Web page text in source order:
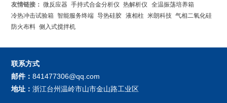
友情链接： 微反应器 手持式合金分析仪 热解析仪
全温振荡培养箱
冷热冲击试验箱
智能服务终端 导热硅胶 液相柱 米朗科技 气相二氧化硅
防火布料 侧入式搅拌机
联系方式
邮件：841477306@qq.com
地址：浙江台州温岭市山市金山路工业区